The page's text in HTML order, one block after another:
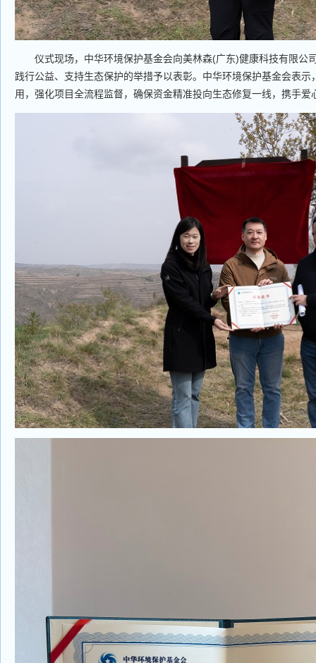
仪式现场，中华环境保护基金会向美林森(广东)健康科技有限公
践行公益、支持生态保护的举措予以表彰。中华环境保护基金会表示
用，强化项目全流程监督，确保资金精准投向生态修复一线，携手爱